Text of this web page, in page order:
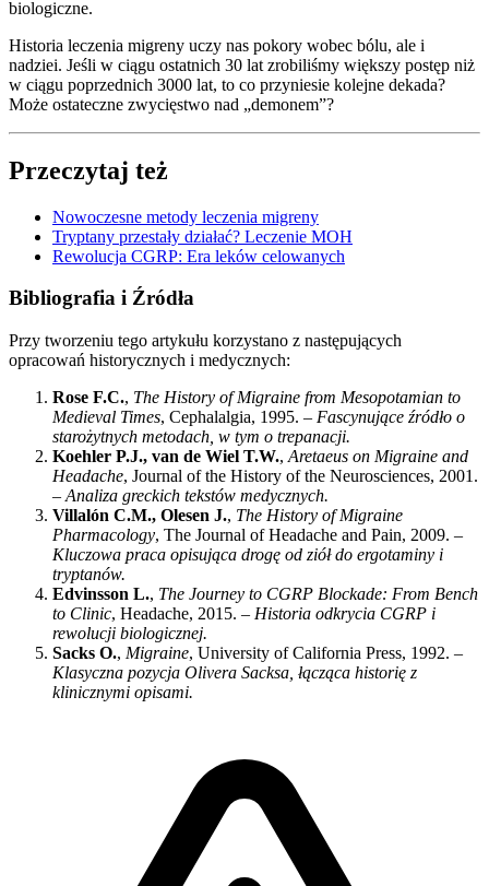
biologiczne.
Historia leczenia migreny uczy nas pokory wobec bólu, ale i
nadziei. Jeśli w ciągu ostatnich 30 lat zrobiliśmy większy postęp niż
w ciągu poprzednich 3000 lat, to co przyniesie kolejne dekada?
Może ostateczne zwycięstwo nad „demonem”?
Przeczytaj też
Nowoczesne metody leczenia migreny
Tryptany przestały działać? Leczenie MOH
Rewolucja CGRP: Era leków celowanych
Bibliografia i Źródła
Przy tworzeniu tego artykułu korzystano z następujących
opracowań historycznych i medycznych:
Rose F.C., The History of Migraine from Mesopotamian to
Medieval Times, Cephalalgia, 1995. – Fascynujące źródło o
starożytnych metodach, w tym o trepanacji.
Koehler P.J., van de Wiel T.W., Aretaeus on Migraine and
Headache, Journal of the History of the Neurosciences, 2001.
– Analiza greckich tekstów medycznych.
Villalón C.M., Olesen J., The History of Migraine
Pharmacology, The Journal of Headache and Pain, 2009. –
Kluczowa praca opisująca drogę od ziół do ergotaminy i
tryptanów.
Edvinsson L., The Journey to CGRP Blockade: From Bench
to Clinic, Headache, 2015. – Historia odkrycia CGRP i
rewolucji biologicznej.
Sacks O., Migraine, University of California Press, 1992. –
Klasyczna pozycja Olivera Sacksa, łącząca historię z
klinicznymi opisami.